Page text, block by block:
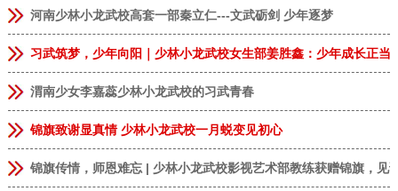
河南少林小龙武校高套一部秦立仁---文武砺剑 少年逐梦
习武筑梦，少年向阳｜少林小龙武校女生部姜胜鑫：少年成长正当
渭南少女李嘉蕊少林小龙武校的习武青春
锦旗致谢显真情 少林小龙武校一月蜕变见初心
锦旗传情，师恩难忘 | 少林小龙武校影视艺术部教练获赠锦旗，见
恭贺 安徽临泉 张** 9岁 男 报名成功
恭贺 河南郑州 李** 13岁 男 报名成功
恭贺 河南商丘 张** 9岁 女 报名成功